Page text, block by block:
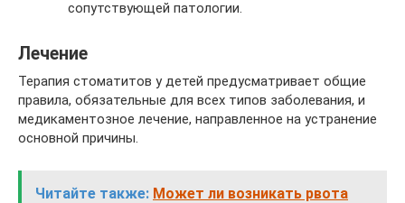
сопутствующей патологии.
Лечение
Терапия стоматитов у детей предусматривает общие
правила, обязательные для всех типов заболевания, и
медикаментозное лечение, направленное на устранение
основной причины.
Читайте также: Может ли возникать рвота